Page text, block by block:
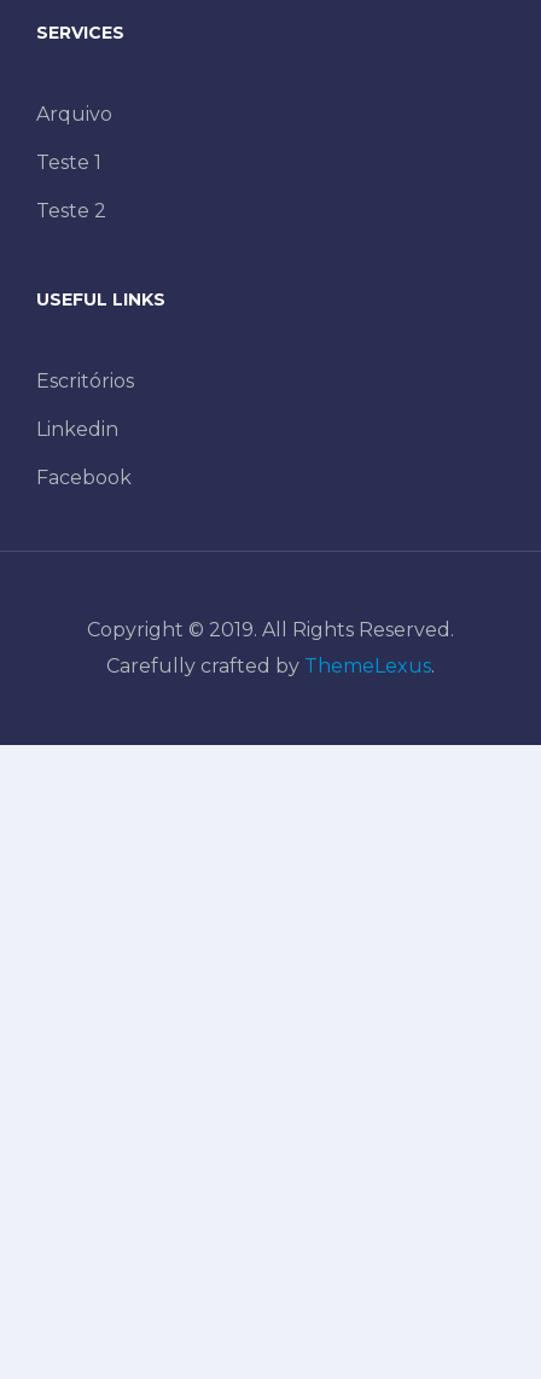
SERVICES
Arquivo
Teste 1
Teste 2
USEFUL LINKS
Escritórios
Linkedin
Facebook
Copyright © 2019. All Rights Reserved.
Carefully crafted by ThemeLexus.